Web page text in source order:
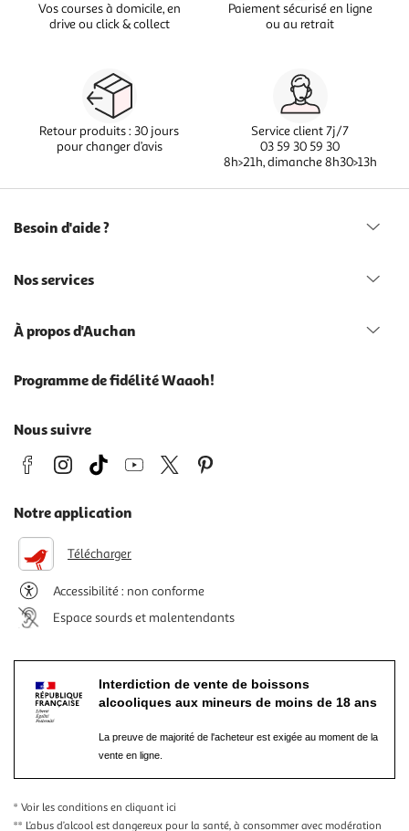
Vos courses à domicile, en
drive ou click & collect
Paiement sécurisé en ligne
ou au retrait
Retour produits : 30 jours
pour changer d’avis
Service client 7j/7
03 59 30 59 30
8h>21h, dimanche 8h30>13h
Besoin d'aide ?
Nos services
À propos d'Auchan
Programme de fidélité Waaoh!
Nous suivre
Notre application
Télécharger
Accessibilité : non conforme
Espace sourds et malentendants
Interdiction de vente de boissons
alcooliques aux mineurs de moins de 18 ans
La preuve de majorité de l'acheteur est exigée au moment de la
vente en ligne.
* Voir les conditions en cliquant ici
** L’abus d’alcool est dangereux pour la santé, à consommer avec modération